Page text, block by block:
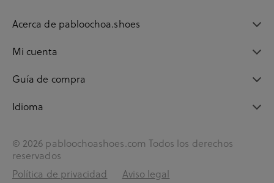
Acerca de pabloochoa.shoes
Mi cuenta
Guía de compra
Idioma
© 2026 pabloochoashoes.com Todos los derechos
reservados
Política de privacidad
Aviso legal